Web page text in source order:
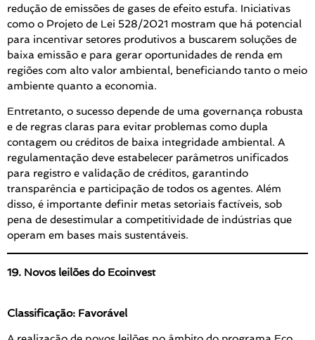
redução de emissões de gases de efeito estufa. Iniciativas
como o Projeto de Lei 528/2021 mostram que há potencial
para incentivar setores produtivos a buscarem soluções de
baixa emissão e para gerar oportunidades de renda em
regiões com alto valor ambiental, beneficiando tanto o meio
ambiente quanto a economia.
Entretanto, o sucesso depende de uma governança robusta
e de regras claras para evitar problemas como dupla
contagem ou créditos de baixa integridade ambiental. A
regulamentação deve estabelecer parâmetros unificados
para registro e validação de créditos, garantindo
transparência e participação de todos os agentes. Além
disso, é importante definir metas setoriais factíveis, sob
pena de desestimular a competitividade de indústrias que
operam em bases mais sustentáveis.
19. Novos leilões do Ecoinvest
Classificação: Favorável